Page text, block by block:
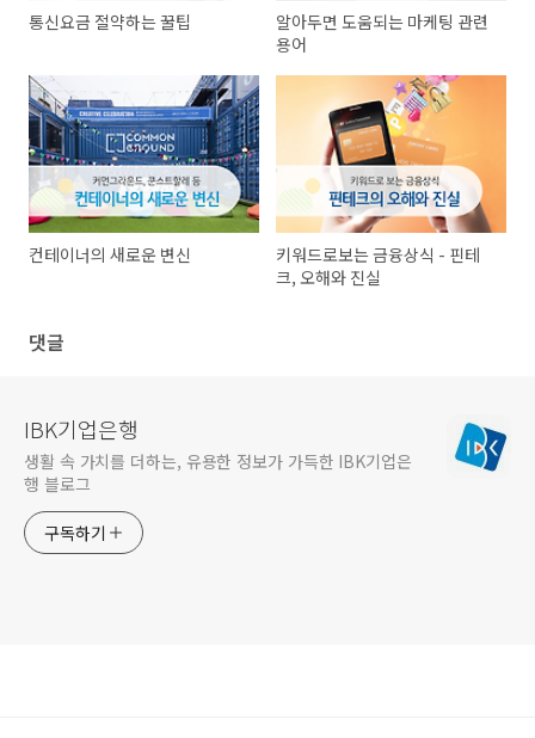
통신요금 절약하는 꿀팁
알아두면 도움되는 마케팅 관련
용어
컨테이너의 새로운 변신
키워드로보는 금융상식 - 핀테
크, 오해와 진실
댓글
IBK기업은행
생활 속 가치를 더하는, 유용한 정보가 가득한 IBK기업은
행 블로그
구독하기